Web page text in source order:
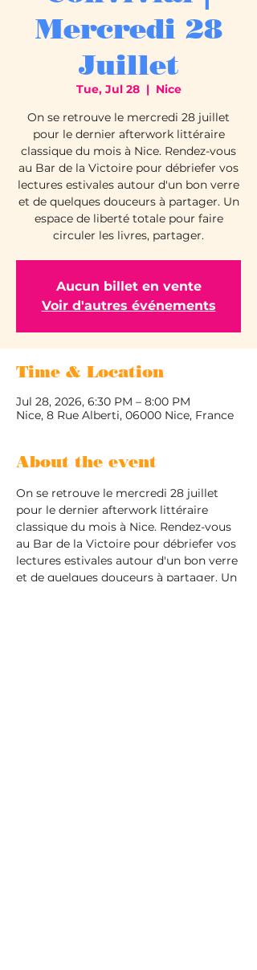
Mercredi 28
Juillet
Tue, Jul 28
  |
Nice
On se retrouve le mercredi 28 juillet
pour le dernier afterwork littéraire
classique du mois à Nice. Rendez-vous
au Bar de la Victoire pour débriefer vos
lectures estivales autour d'un bon verre
et de quelques douceurs à partager. Un
espace de liberté totale pour faire
circuler les livres, partager.
Aucun billet en vente
Voir d'autres événements
Time & Location
Jul 28, 2026, 6:30 PM – 8:00 PM
Nice, 8 Rue Alberti, 06000 Nice, France
About the event
On se retrouve le mercredi 28 juillet
pour le dernier afterwork littéraire
classique du mois à Nice. Rendez-vous
au Bar de la Victoire pour débriefer vos
lectures estivales autour d'un bon verre
et de quelques douceurs à partager. Un